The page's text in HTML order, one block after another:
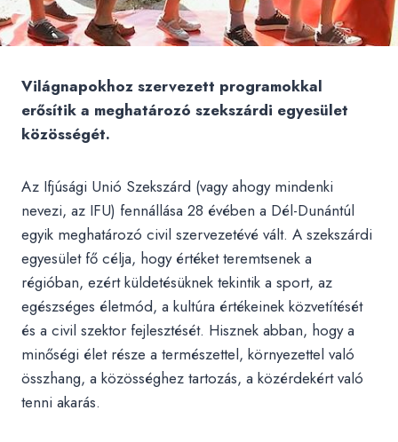
Világnapokhoz szervezett programokkal
erősítik a meghatározó szekszárdi egyesület
közösségét.
Az Ifjúsági Unió Szekszárd (vagy ahogy mindenki
nevezi, az IFU) fennállása 28 évében a Dél-Dunántúl
egyik meghatározó civil szervezetévé vált. A szekszárdi
egyesület fő célja, hogy értéket teremtsenek a
régióban, ezért küldetésüknek tekintik a sport, az
egészséges életmód, a kultúra értékeinek közvetítését
és a civil szektor fejlesztését. Hisznek abban, hogy a
minőségi élet része a természettel, környezettel való
összhang, a közösséghez tartozás, a közérdekért való
tenni akarás.